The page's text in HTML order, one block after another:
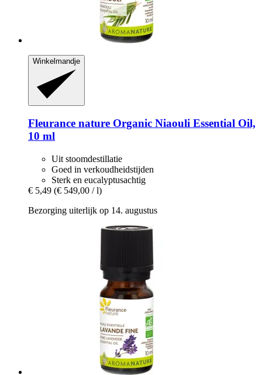
Winkelmandje
Fleurance nature Organic Niaouli Essential Oil,
10 ml
Uit stoomdestillatie
Goed in verkoudheidstijden
Sterk en eucalyptusachtig
€ 5,49 (€ 549,00 / l)
Bezorging uiterlijk op 14. augustus